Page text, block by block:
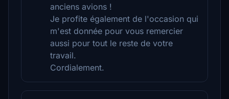
anciens avions !
Je profite également de l'occasion qui
m'est donnée pour vous remercier
aussi pour tout le reste de votre
travail.
Cordialement.